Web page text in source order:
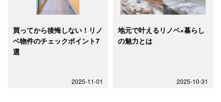
買ってから後悔しない！リノ
ベ物件のチェックポイント7
選
2025-11-01
地元で叶えるリノベ×暮らし
の魅力とは
2025-10-31